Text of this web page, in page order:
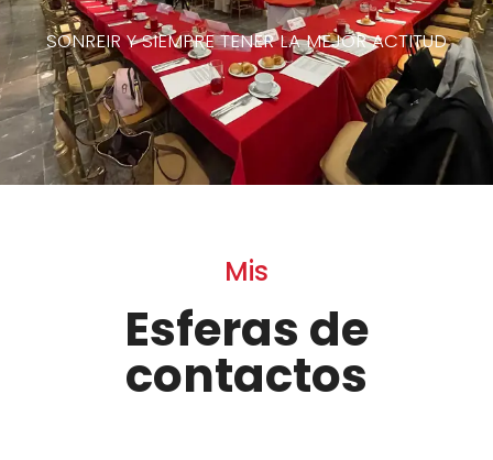
SONREIR Y SIEMPRE TENER LA MEJOR ACTITUD
Mis
Esferas de
contactos